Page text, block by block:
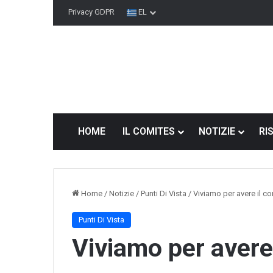
Privacy GDPR EL
HOME IL COMITES NOTIZIE
Home / Notizie / Punti Di Vista / Viviamo per avere il
Punti Di Vista
Viviamo per
Comites